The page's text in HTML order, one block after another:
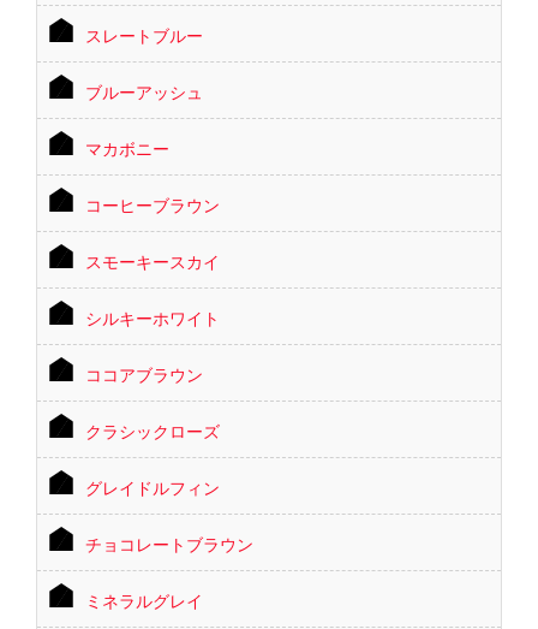
スレートブルー
ブルーアッシュ
マカボニー
コーヒーブラウン
スモーキースカイ
シルキーホワイト
ココアブラウン
クラシックローズ
グレイドルフィン
チョコレートブラウン
ミネラルグレイ